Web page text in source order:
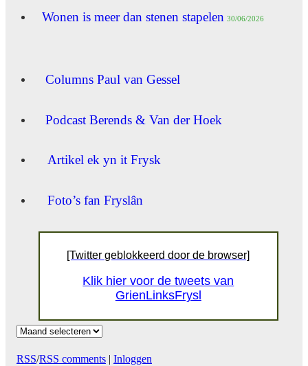
Wonen is meer dan stenen stapelen 30/06/2026
Columns Paul van Gessel
Podcast Berends & Van der Hoek
Artikel ek yn it Frysk
Foto’s fan Fryslân
[Twitter geblokkeerd door de browser]
Klik hier voor de tweets van
GrienLinksFrysl
Archief
RSS/RSS comments | Inloggen